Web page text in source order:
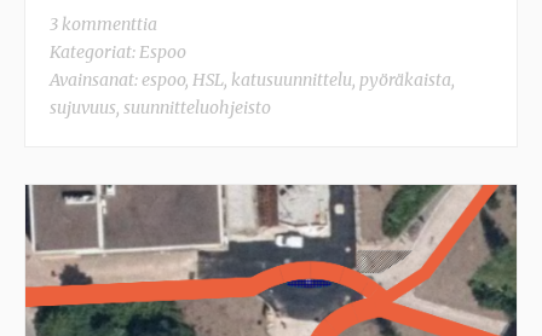
3 kommenttia
Kategoriat: Espoo
Avainsanat:espoo HSL katusuunnittelu pyöräkaista
sujuvuus suunnitteluohjeisto